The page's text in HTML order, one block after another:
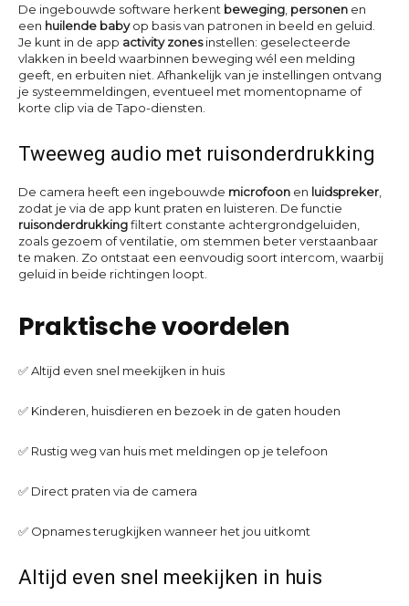
De ingebouwde software herkent beweging personen en
een huilende babyop basis van patronen in beeld en geluid.
Je kunt in de app activity zonesinstellen: geselecteerde
vlakken in beeld waarbinnen beweging wél een melding
geeft, en erbuiten niet. Afhankelijk van je instellingen ontvang
je systeemmeldingen, eventueel met momentopname of
korte clip via de Tapo-diensten.
Tweeweg audio met ruisonderdrukking
De camera heeft een ingebouwde microfoon en luidspreker
zodat je via de app kunt praten en luisteren. De functie
ruisonderdrukkingfiltert constante achtergrondgeluiden,
zoals gezoem of ventilatie, om stemmen beter verstaanbaar
te maken. Zo ontstaat een eenvoudig soort intercom, waarbij
geluid in beide richtingen loopt.
Praktische voordelen
✅ Altijd even snel meekijken in huis
✅ Kinderen, huisdieren en bezoek in de gaten houden
✅ Rustig weg van huis met meldingen op je telefoon
✅ Direct praten via de camera
✅ Opnames terugkijken wanneer het jou uitkomt
Altijd even snel meekijken in huis